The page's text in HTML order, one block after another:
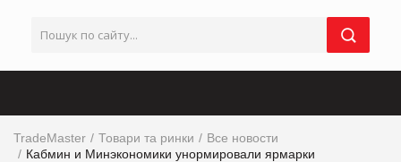
TradeMaster Товари та ринки
Все новости
Кабмин и Минэкономики унормировали ярмарки